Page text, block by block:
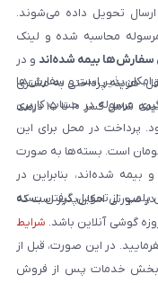
تحویل داده می‌شوند.
محاسبه شده و لینک
سفارش‌ها بیمه شده‌اند و در
هزینه پرداختی به مشتری
بازگردانده خواهد شد. توجه داشته باشید که بیمه شامل کسر ۱۰ تا ۱۵ درصد
امکان‌پذیر است و سفارش‌ها
مرسوله در حساب کاربری
پرداخت در محل برای این
و هزینه ثابت ارسال ۹۹ هزار تومان است. بسته‌ها به صورت
شده‌اند، بنابراین در
از تحویل گرفتن بسته
در صورتی امکان‌پذیر است که
گوشی آنلاین باشد. شرایط
در این صورت، قبل از
با بخش خدمات پس از فروش